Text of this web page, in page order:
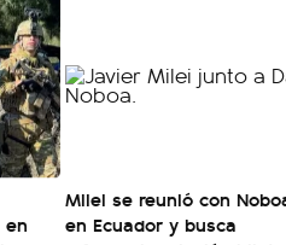
Milei se reunió con
en Ecuador y busca